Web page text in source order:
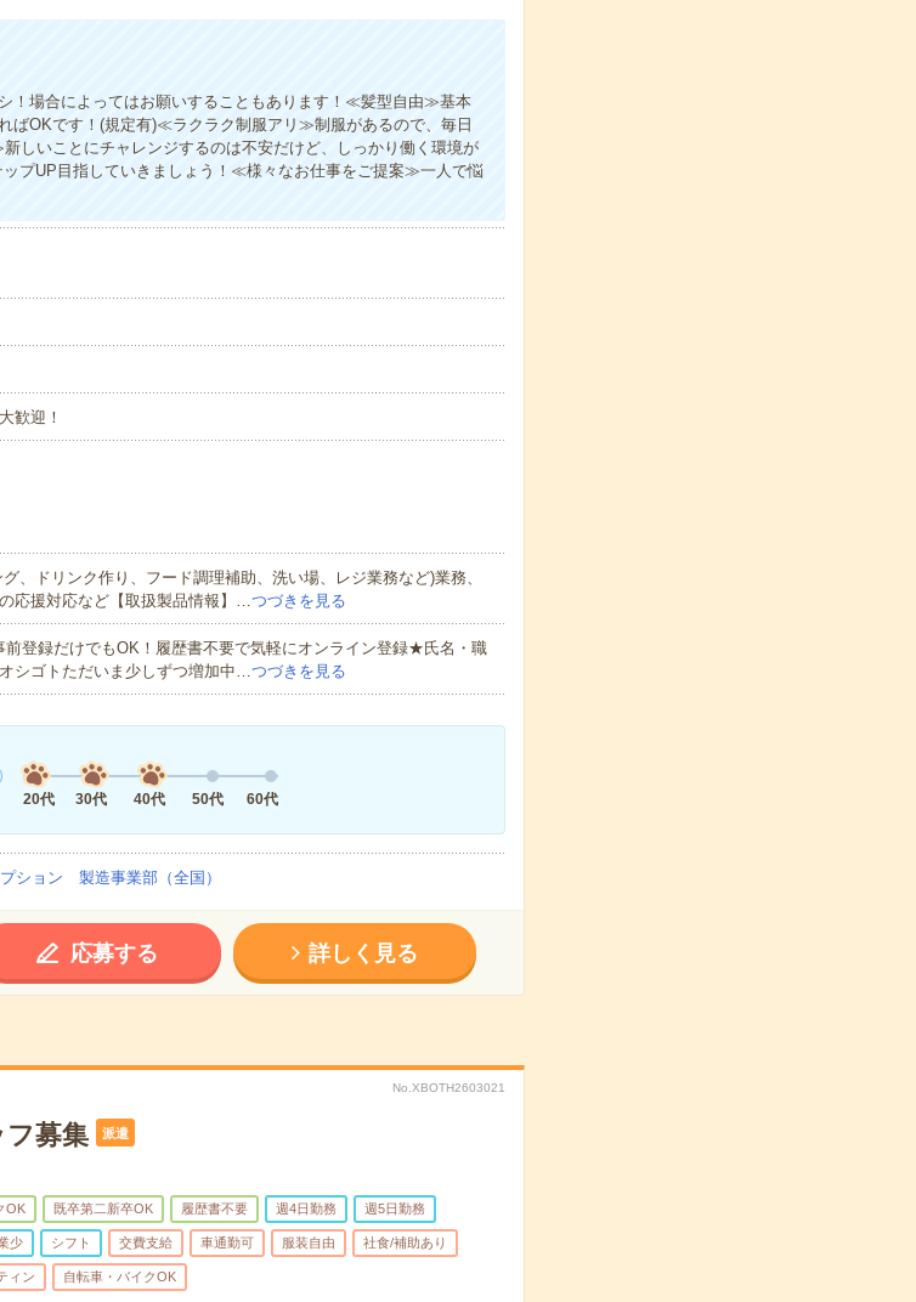
！場合によってはお願いすることもあります！≪髪型自由≫基本
ばOKです！(規定有)≪ラクラク制服アリ≫制服があるので、毎日
しいことにチャレンジするのは不安だけど、しっかり働く環境が
プUP目指していきましょう！≪様々なお仕事をご提案≫一人で悩
歓迎！
、ドリンク作り、フード調理補助、洗い場、レジ業務など)業務、
応援対応など【取扱製品情報】…つづきを見る
登録だけでもOK！履歴書不要で気軽にオンライン登録★氏名・職
シゴトただいま少しずつ増加中…つづきを見る
20代
30代 40代 50代 60代
ション 製造事業部（全国）
応募する 詳しく見る
No.XBOTH2603021
フ募集 派遣
OK 既卒第二新卒OK 履歴書不要 週4日勤務 週5日勤務
少 シフト 交費支給 車通勤可 服装自由 社食/補助あり
ィン 自転車・バイクOK